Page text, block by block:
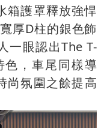
箱護罩釋放強悍
厚D柱的銀色飾
一眼認出The T-
色，車尾同樣導
尚氛圍之餘提高